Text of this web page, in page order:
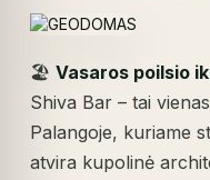
🏖️Vasaros poilsio
Shiva Bar – tai
Palangoje, kuriame
atvira kupolinė